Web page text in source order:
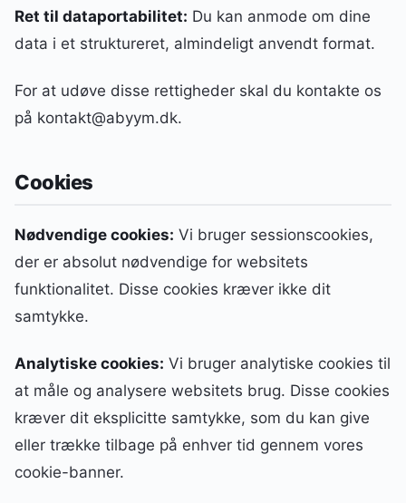
Ret til dataportabilitet: Du kan anmode om dine
data i et struktureret, almindeligt anvendt format.
For at udøve disse rettigheder skal du kontakte os
på kontakt@abyym.dk.
Cookies
Nødvendige cookies: Vi bruger sessionscookies,
der er absolut nødvendige for websitets
funktionalitet. Disse cookies kræver ikke dit
samtykke.
Analytiske cookies: Vi bruger analytiske cookies til
at måle og analysere websitets brug. Disse cookies
kræver dit eksplicitte samtykke, som du kan give
eller trække tilbage på enhver tid gennem vores
cookie-banner.